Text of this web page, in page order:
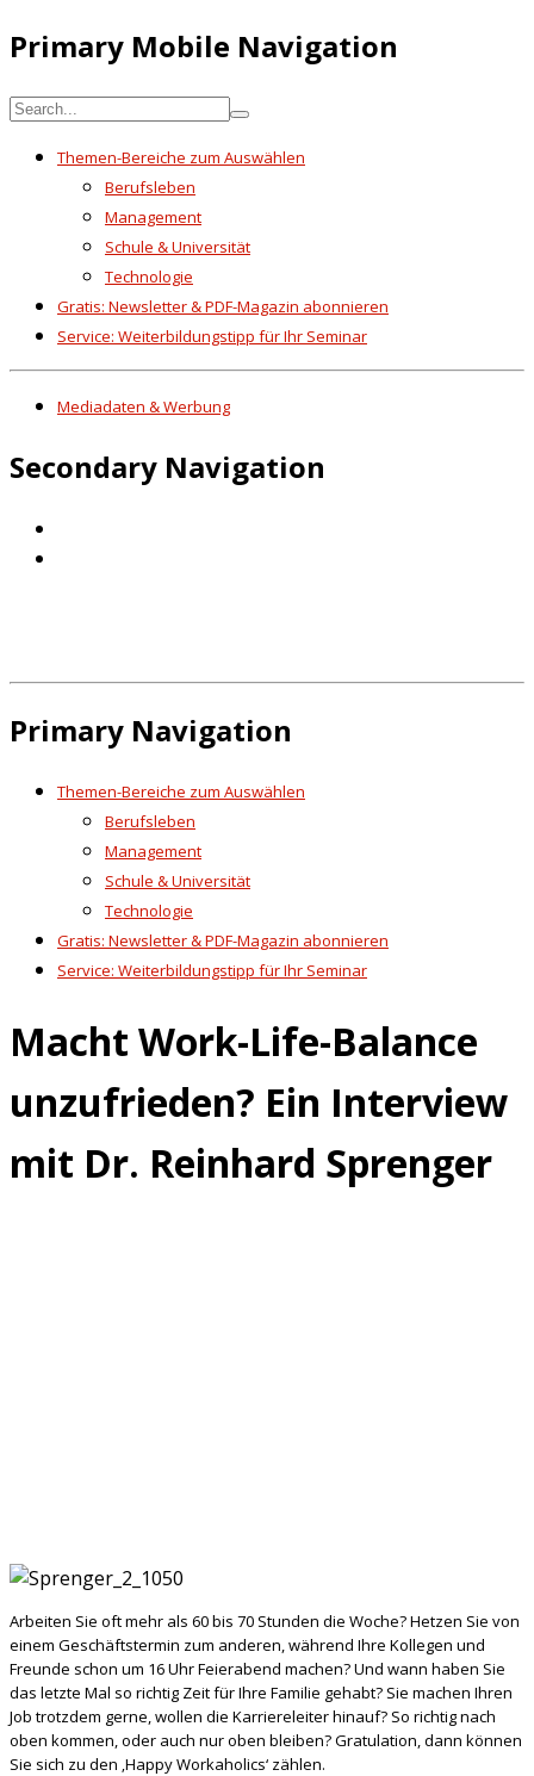
Primary Mobile Navigation
Themen-Bereiche zum Auswählen
Berufsleben
Management
Schule & Universität
Technologie
Gratis: Newsletter & PDF-Magazin abonnieren
Service: Weiterbildungstipp für Ihr Seminar
Mediadaten & Werbung
Secondary Navigation
Primary Navigation
Themen-Bereiche zum Auswählen
Berufsleben
Management
Schule & Universität
Technologie
Gratis: Newsletter & PDF-Magazin abonnieren
Service: Weiterbildungstipp für Ihr Seminar
Macht Work-Life-Balance
unzufrieden? Ein Interview
mit Dr. Reinhard Sprenger
Arbeiten Sie oft mehr als 60 bis 70 Stunden die Woche? Hetzen Sie von
einem Geschäftstermin zum anderen, während Ihre Kollegen und
Freunde schon um 16 Uhr Feierabend machen? Und wann haben Sie
das letzte Mal so richtig Zeit für Ihre Familie gehabt? Sie machen Ihren
Job trotzdem gerne, wollen die Karriereleiter hinauf? So richtig nach
oben kommen, oder auch nur oben bleiben? Gratulation, dann können
Sie sich zu den ‚Happy Workaholics‘ zählen.